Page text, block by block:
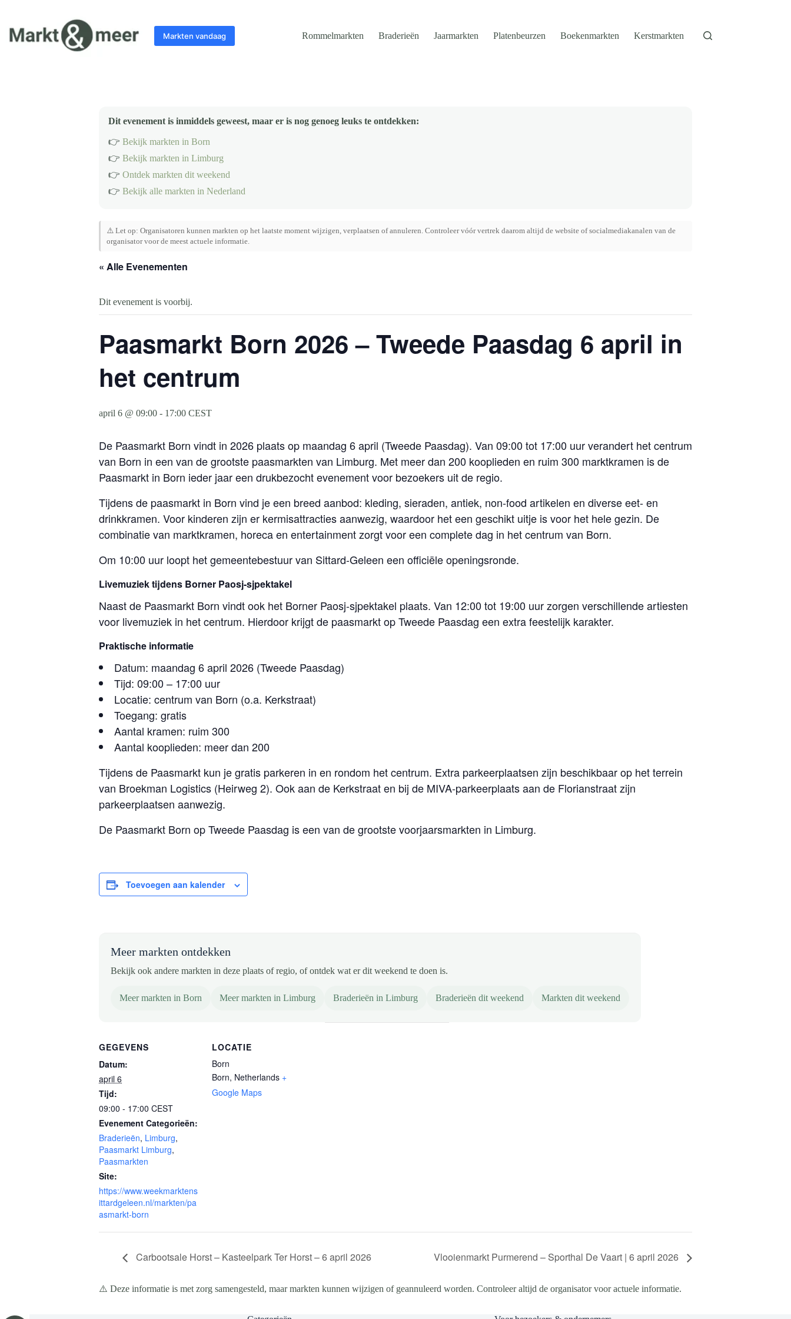
inhoud
Markten vandaag Rommelmarkten Braderieën Jaarmarkten Platenbeurzen Boekenmarkten Kerstmarkten
Dit evenement is inmiddels geweest, maar er is nog genoeg leuks te ontdekken:
👉 Bekijk markten in Born
👉 Bekijk markten in Limburg
👉 Ontdek markten dit weekend
👉 Bekijk alle markten in Nederland
⚠️ Let op: Organisatoren kunnen markten op het laatste moment wijzigen, verplaatsen of annuleren. Controleer vóór vertrek daarom altijd de website of socialmediakanalen van de
organisator voor de meest actuele informatie.
« Alle Evenementen
Dit evenement is voorbij.
Paasmarkt Born 2026 – Tweede Paasdag 6 april in
het centrum
april 6 @ 09:00 - 17:00 CEST
De Paasmarkt Born vindt in 2026 plaats op maandag 6 april (Tweede Paasdag). Van 09:00 tot 17:00 uur verandert het centrum
van Born in een van de grootste paasmarkten van Limburg. Met meer dan 200 kooplieden en ruim 300 marktkramen is de
Paasmarkt in Born ieder jaar een drukbezocht evenement voor bezoekers uit de regio.
Tijdens de paasmarkt in Born vind je een breed aanbod: kleding, sieraden, antiek, non-food artikelen en diverse eet- en
drinkkramen. Voor kinderen zijn er kermisattracties aanwezig, waardoor het een geschikt uitje is voor het hele gezin. De
combinatie van marktkramen, horeca en entertainment zorgt voor een complete dag in het centrum van Born.
Om 10:00 uur loopt het gemeentebestuur van Sittard-Geleen een officiële openingsronde.
Livemuziek tijdens Borner Paosj-sjpektakel
Naast de Paasmarkt Born vindt ook het Borner Paosj-sjpektakel plaats. Van 12:00 tot 19:00 uur zorgen verschillende artiesten
voor livemuziek in het centrum. Hierdoor krijgt de paasmarkt op Tweede Paasdag een extra feestelijk karakter.
Praktische informatie
Datum: maandag 6 april 2026 (Tweede Paasdag)
Tijd: 09:00 – 17:00 uur
Locatie: centrum van Born (o.a. Kerkstraat)
Toegang: gratis
Aantal kramen: ruim 300
Aantal kooplieden: meer dan 200
Tijdens de Paasmarkt kun je gratis parkeren in en rondom het centrum. Extra parkeerplaatsen zijn beschikbaar op het terrein
van Broekman Logistics (Heirweg 2). Ook aan de Kerkstraat en bij de MIVA-parkeerplaats aan de Florianstraat zijn
parkeerplaatsen aanwezig.
De Paasmarkt Born op Tweede Paasdag is een van de grootste voorjaarsmarkten in Limburg.
Toevoegen aan kalender
Meer markten ontdekken
Bekijk ook andere markten in deze plaats of regio, of ontdek wat er dit weekend te doen is.
Meer markten in Born Meer markten in Limburg Braderieën in Limburg Braderieën dit weekend Markten dit weekend
GEGEVENS
Datum:
april 6
Tijd:
09:00 - 17:00 CEST
Evenement Categorieën:
Braderieën, Limburg,
Paasmarkt Limburg,
Paasmarkten
Site:
https://www.weekmarktens
ittardgeleen.nl/markten/pa
asmarkt-born
LOCATIE
Born
Born, Netherlands +
Google Maps
Carbootsale Horst – Kasteelpark Ter Horst – 6 april 2026 Vlooienmarkt Purmerend – Sporthal De Vaart | 6 april 2026
⚠️ Deze informatie is met zorg samengesteld, maar markten kunnen wijzigen of geannuleerd worden. Controleer altijd de organisator voor actuele informatie.